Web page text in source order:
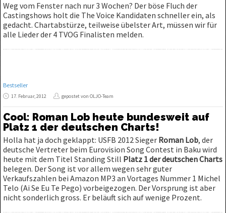
Weg vom Fenster nach nur 3 Wochen? Der böse Fluch der
Castingshows holt die The Voice Kandidaten schneller ein, als
gedacht. Chartabstürze, teilweise übelster Art, müssen wir für
alle Lieder der 4 TVOG Finalisten melden.
Bestseller
17. Februar, 2012 gepostet von OLJO-Team
Cool: Roman Lob heute bundesweit auf
Platz 1 der deutschen Charts!
Holla hat ja doch geklappt: USFB 2012 Sieger Roman Lob, der
deutsche Vertreter beim Eurovision Song Contest in Baku wird
heute mit dem Titel Standing Still Platz 1 der deutschen Charts
belegen. Der Song ist vor allem wegen sehr guter
Verkaufszahlen bei Amazon MP3 an Vortages Nummer 1 Michel
Telo (Ai Se Eu Te Pego) vorbeigezogen. Der Vorsprung ist aber
nicht sonderlich gross. Er beläuft sich auf wenige Prozent.